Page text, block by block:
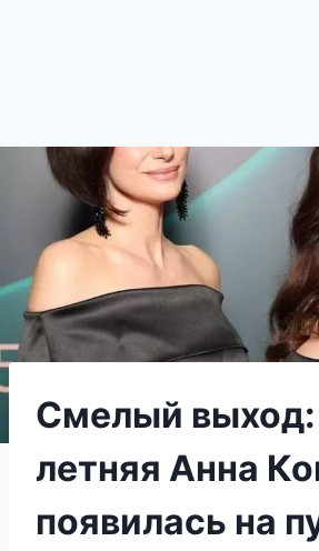
Смелый
летняя Анна
появилась на